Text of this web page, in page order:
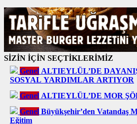
SİZİN İÇİN SEÇTİKLERİMİZ
Genel ALTIEYLÜL’DE
SOSYAL YARDIMLAR ARTIYOR
Genel ALTIEYLÜL’DE MOR
Genel Büyükşehir’den Vatandaş
Eğitim